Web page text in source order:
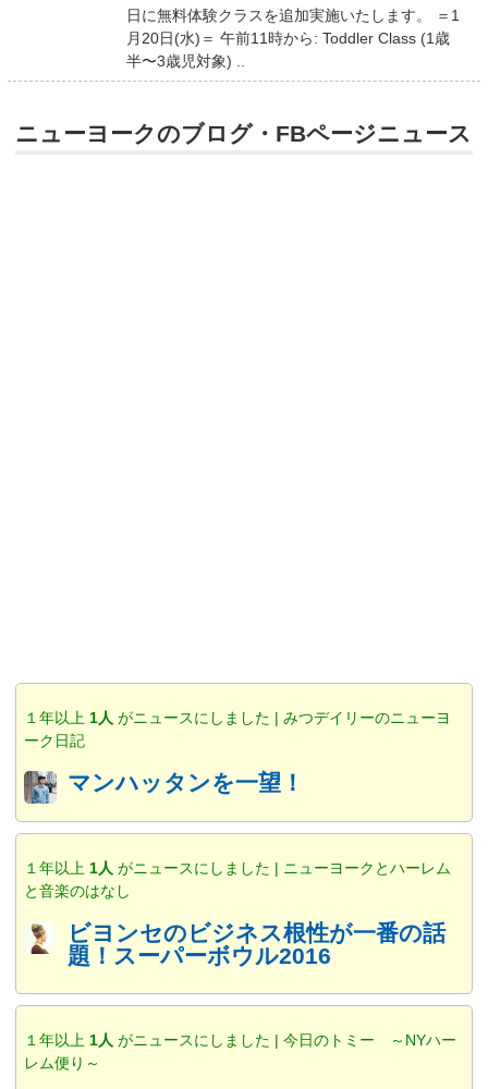
日に無料体験クラスを追加実施いたします。 ＝1
月20日(水)＝ 午前11時から: Toddler Class (1歳
半〜3歳児対象) ..
ニューヨークのブログ・FBページニュース
１年以上 1人 がニュースにしました | みつデイリーのニューヨ
ーク日記
マンハッタンを一望！
１年以上 1人 がニュースにしました | ニューヨークとハーレム
と音楽のはなし
ビヨンセのビジネス根性が一番の話
題！スーパーボウル2016
１年以上 1人 がニュースにしました | 今日のトミー ～NYハー
レム便り～